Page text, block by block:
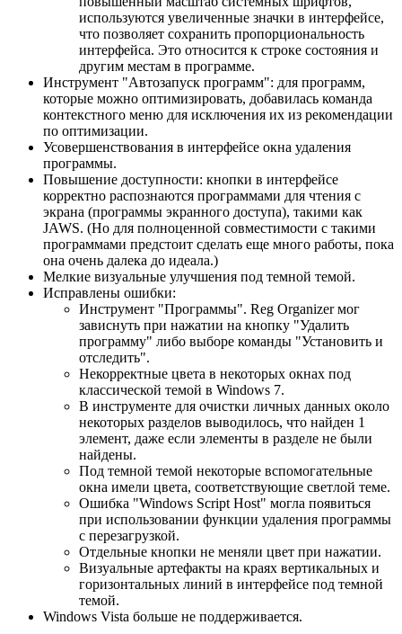
используются увеличенные значки в интерфейсе,
что позволяет сохранить пропорциональность
интерфейса. Это относится к строке состояния и
другим местам в программе.
Инструмент "Автозапуск программ": для программ,
которые можно оптимизировать, добавилась команда
контекстного меню для исключения их из рекомендации
по оптимизации.
Усовершенствования в интерфейсе окна удаления
программы.
Повышение доступности: кнопки в интерфейсе
корректно распознаются программами для чтения с
экрана (программы экранного доступа), такими как
JAWS. (Но для полноценной совместимости с такими
программами предстоит сделать еще много работы, пока
она очень далека до идеала.)
Мелкие визуальные улучшения под темной темой.
Исправлены ошибки:
Инструмент "Программы". Reg Organizer мог
зависнуть при нажатии на кнопку "Удалить
программу" либо выборе команды "Установить и
отследить".
Некорректные цвета в некоторых окнах под
классической темой в Windows 7.
В инструменте для очистки личных данных около
некоторых разделов выводилось, что найден 1
элемент, даже если элементы в разделе не были
найдены.
Под темной темой некоторые вспомогательные
окна имели цвета, соответствующие светлой теме.
Ошибка "Windows Script Host" могла появиться
при использовании функции удаления программы
с перезагрузкой.
Отдельные кнопки не меняли цвет при нажатии.
Визуальные артефакты на краях вертикальных и
горизонтальных линий в интерфейсе под темной
темой.
Windows Vista больше не поддерживается.